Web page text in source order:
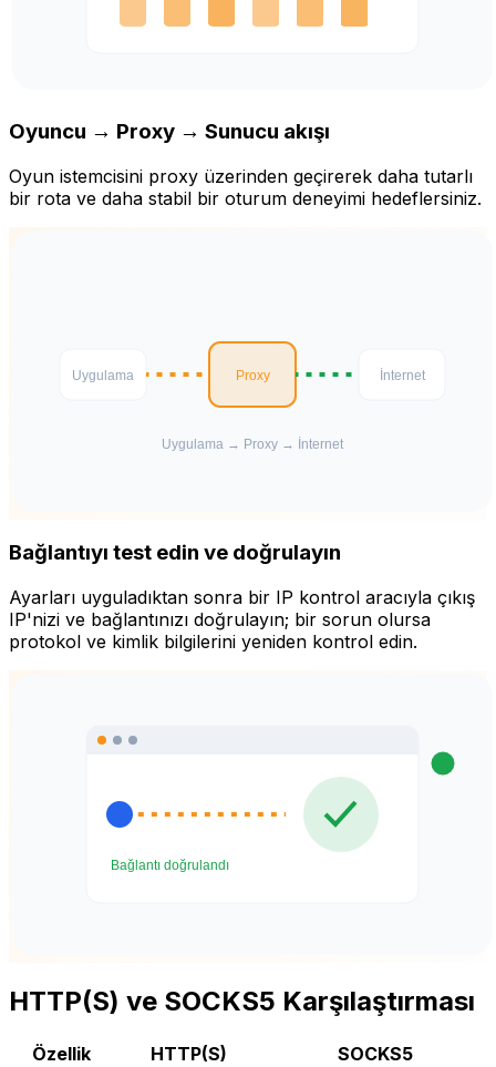
Oyuncu → Proxy → Sunucu akışı
Oyun istemcisini proxy üzerinden geçirerek daha tutarlı
bir rota ve daha stabil bir oturum deneyimi hedeflersiniz.
Bağlantıyı test edin ve doğrulayın
Ayarları uyguladıktan sonra bir IP kontrol aracıyla çıkış
IP'nizi ve bağlantınızı doğrulayın; bir sorun olursa
protokol ve kimlik bilgilerini yeniden kontrol edin.
HTTP(S) ve SOCKS5 Karşılaştırması
Özellik HTTP(S)
SOCKS5